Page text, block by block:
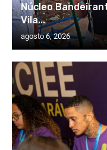
Núcleo
Vila...
agosto 6, 2026